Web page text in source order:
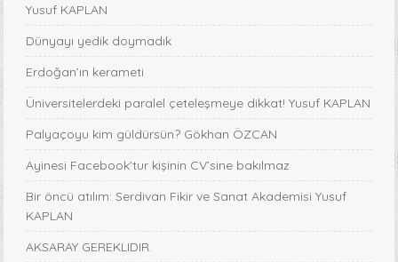
Yusuf KAPLAN
Dünyayı yedik doymadık
Erdoğan’ın kerameti
Üniversitelerdeki paralel çeteleşmeye dikkat! Yusuf KAPLAN
Palyaçoyu kim güldürsün? Gökhan ÖZCAN
Ayinesi Facebook’tur kişinin CV’sine bakılmaz
Bir öncü atılım: Serdivan Fikir ve Sanat Akademisi Yusuf
KAPLAN
AKSARAY GEREKLIDIR.